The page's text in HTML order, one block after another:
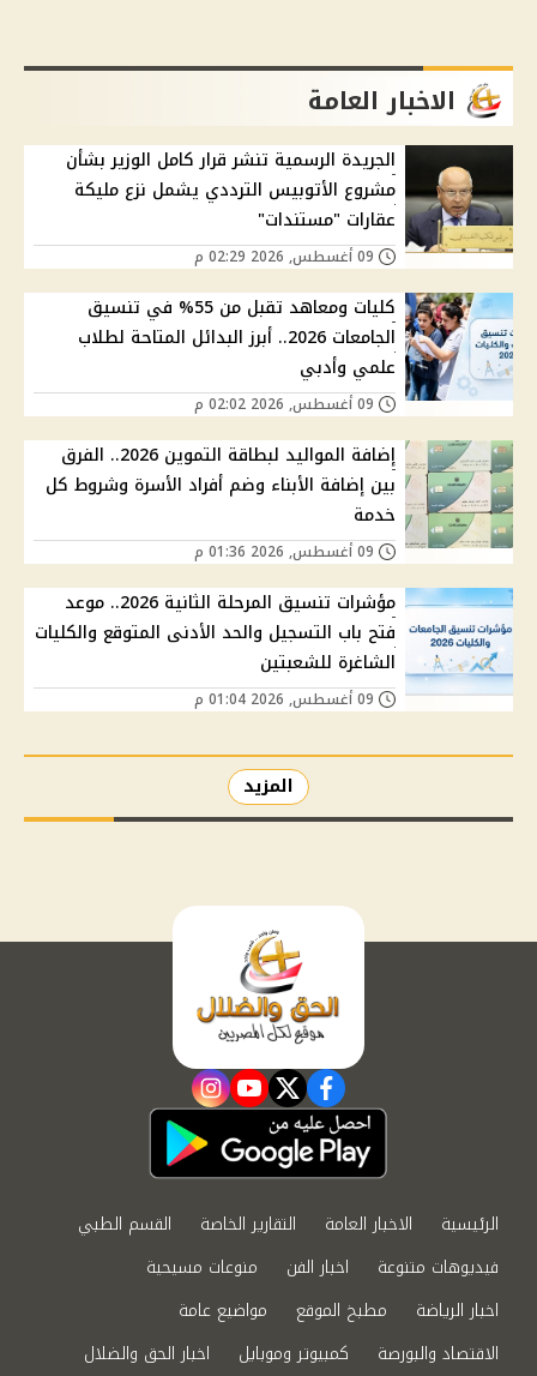
الاخبار العامة
الجريدة الرسمية تنشر قرار كامل الوزير بشأن
مشروع الأتوبيس الترددي يشمل نزع مليكة
عقارات "مستندات"
كليات ومعاهد تقبل من 55% في تنسيق
الجامعات 2026.. أبرز البدائل المتاحة لطلاب
علمي وأدبي
إضافة المواليد لبطاقة التموين 2026.. الفرق
بين إضافة الأبناء وضم أفراد الأسرة وشروط كل
خدمة
مؤشرات تنسيق المرحلة الثانية 2026.. موعد
فتح باب التسجيل والحد الأدنى المتوقع والكليات
الشاغرة للشعبتين
المزيد
facebook
twitter
youtube
instagram
الرئيسية الاخبار العامة التقارير الخاصة
القسم الطبي
فيديوهات متنوعة
اخبار الفن
منوعات مسيحية
اخبار الرياضة
مطبخ الموقع
مواضيع عامة
الاقتصاد والبورصة
كمبيوتر وموبايل اخبار الحق والضلال